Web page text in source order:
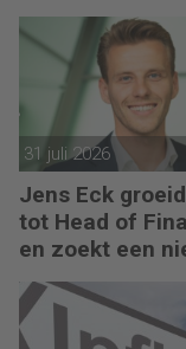
31 juli 2026
Jens Eck
tot Head of
en zoekt een
uitdaging